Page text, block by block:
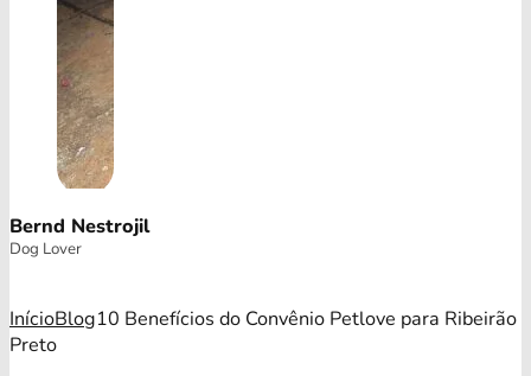
Bernd Nestrojil
Dog Lover
InícioBlog10 Benefícios do Convênio Petlove para Ribeirão
Preto